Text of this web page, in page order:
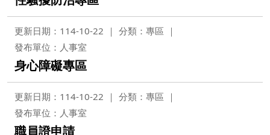
更新日期：114-10-22
分類：專區
發布單位：人事室
身心障礙專區
更新日期：114-10-22
分類：專區
發布單位：人事室
職員證申請